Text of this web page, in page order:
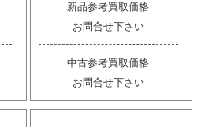
新品参考買取価格
お問合せ下さい
中古参考買取価格
お問合せ下さい